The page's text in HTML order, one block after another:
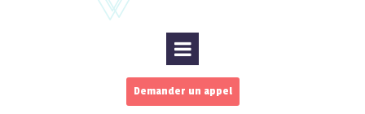
Demander un appel